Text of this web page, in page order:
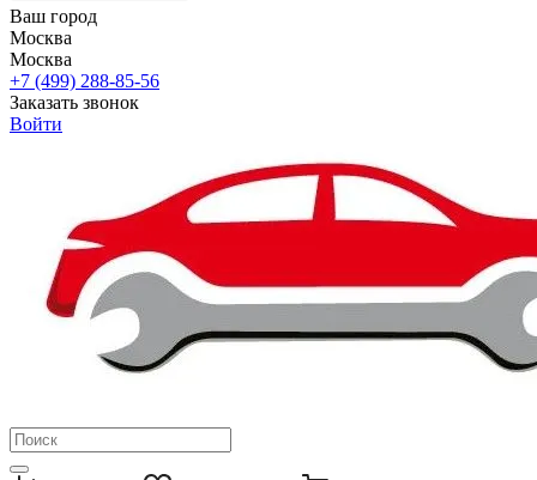
Ваш город
Москва
Москва
+7 (499) 288-85-56
Заказать звонок
Войти